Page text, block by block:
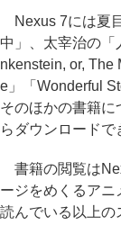
Nexus 7には夏
中」、太宰治の
nkenstein, or, The
e」「Wonderful
そのほかの書籍
らダウンロードで
書籍の閲覧は
ージをめくるア
読んでいる以上の